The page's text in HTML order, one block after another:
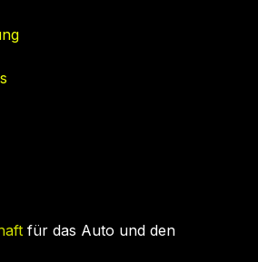
für das Auto und den